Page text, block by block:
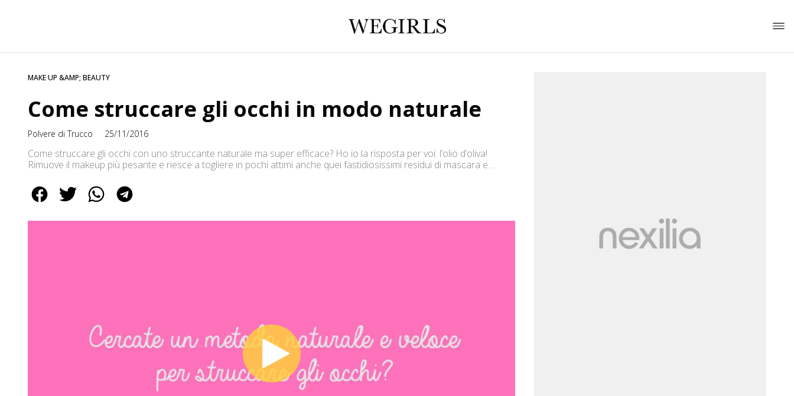
MAKE UP &AMP; BEAUTY
Come struccare gli occhi in modo naturale
Polvere di Trucco 25/11/2016
Come struccare gli occhi con uno struccante naturale ma super efficace? Ho io la risposta per voi: l’olio d’oliva!
Rimuove il makeup più pesante e riesce a togliere in pochi attimi anche quei fastidiosissimi residui di mascara e